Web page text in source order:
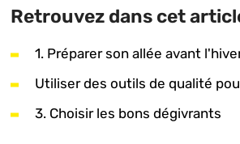
Retrouvez dans cet
1. Préparer son allée avant
Utiliser des outils de qualité
3. Choisir les bons dégivrants